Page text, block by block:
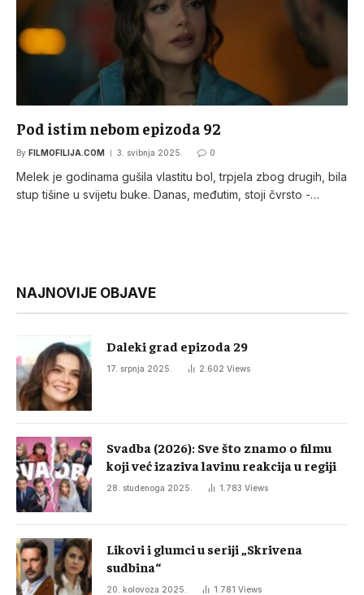
Pod istim nebom epizoda 92
By FILMOFILIJA.COM 3. svibnja 2025. 0
Melek je godinama gušila vlastitu bol, trpjela zbog drugih, bila
stup tišine u svijetu buke. Danas, međutim, stoji čvrsto -…
NAJNOVIJE OBJAVE
Daleki grad epizoda 29
17. srpnja 2025. 2.602 Views
Svadba (2026): Sve što znamo o filmu
koji već izaziva lavinu reakcija u regiji
28. studenoga 2025. 1.783 Views
Likovi i glumci u seriji „Skrivena
sudbina“
20. kolovoza 2025. 1.781 Views